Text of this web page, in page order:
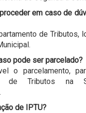
em caso de
de Tributos,
pode ser parcelado?
o parcelamento,
de Tributos na
de IPTU?